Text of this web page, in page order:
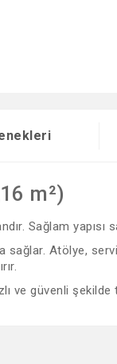
m²)
Sağlam
Atölye,
ve güvenli